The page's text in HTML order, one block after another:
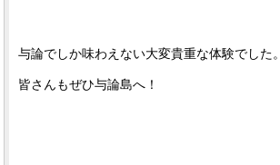
与論でしか味わえない大変貴重な体験でした。
皆さんもぜひ与論島へ！